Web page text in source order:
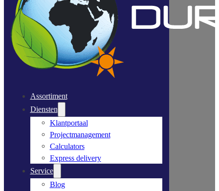
Assortiment
Diensten
Klantportaal
Projectmanagement
Calculators
Express delivery
Service
Blog